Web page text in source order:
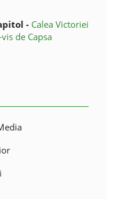
- Calea Victoriei
de Capsa